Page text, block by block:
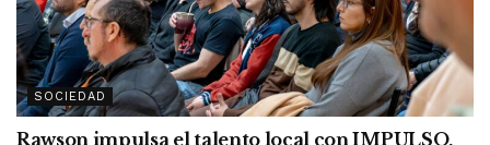
SOCIEDAD
Rawson impulsa el talento local con IMPULSO,